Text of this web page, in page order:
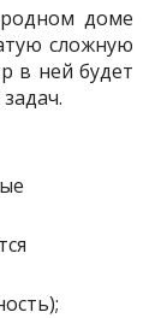
доме
сложную
в ней будет